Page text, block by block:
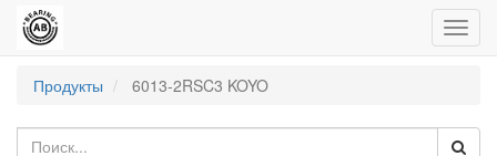
Продукты
6013-2RSC3 KOYO